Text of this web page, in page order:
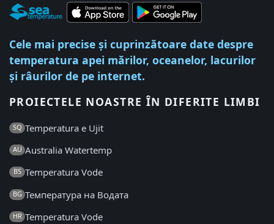
Cele mai precise și cuprinzătoare date despre
temperatura apei mărilor, oceanelor, lacurilor
și râurilor de pe internet.
PROIECTELE NOASTRE ÎN DIFERITE LIMBI
SQ Temperatura e Ujit
AU Australia Watertemp
BS Temperatura Vode
BG Температура на Водата
HR Temperatura Vode